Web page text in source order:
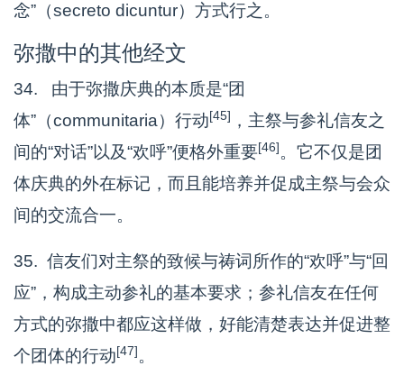
念”（secreto dicuntur）方式行之。
弥撒中的其他经文
34. 由于弥撒庆典的本质是“团
体”（communitaria）行动[45] ，主祭与参礼信友之
间的“对话”以及“欢呼”便格外重要[46]。它不仅是团
体庆典的外在标记，而且能培养并促成主祭与会众
间的交流合一。
35. 信友们对主祭的致候与祷词所作的“欢呼”与“回
应”，构成主动参礼的基本要求；参礼信友在任何
方式的弥撒中都应这样做，好能清楚表达并促进整
个团体的行动[47]。